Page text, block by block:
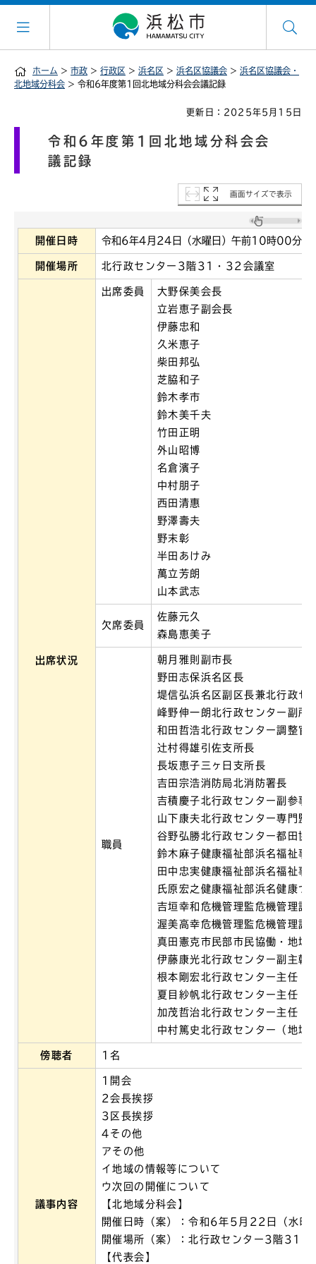
ホーム > 市政 > 行政区 > 浜名区 > 浜名区協議会 > 浜名区協議会・
北地域分科会 > 令和6年度第1回北地域分科会会議記録
更新日：2025年5月15日
令和6年度第1回北地域分科会会
議記録
画面サイズで表示
開催日時 令和6年4月24日（水曜日）午前10時00分
開催場所 北行政センター3階31・32会議室
出席状況
出席委員
大野保美会長
立岩恵子副会長
伊藤忠和
久米恵子
柴田邦弘
芝脇和子
鈴木孝市
鈴木美千夫
竹田正明
外山昭博
名倉濱子
中村朋子
西田清惠
野澤壽夫
野末彰
半田あけみ
萬立芳朗
山本武志
欠席委員
佐藤元久
森島恵美子
職員
朝月雅則副市長
野田志保浜名区長
堤信弘浜名区副区長兼北行政セ
峰野伸一朗北行政センター副所
和田哲浩北行政センター調整官
辻村得雄引佐支所長
長坂恵子三ヶ日支所長
吉田宗浩消防局北消防署長
吉積慶子北行政センター副参事
山下康夫北行政センター専門監
谷野弘勝北行政センター都田協
鈴木麻子健康福祉部浜名福祉事
田中忠実健康福祉部浜名福祉事
氏原宏之健康福祉部浜名健康づ
吉垣幸和危機管理監危機管理課
渥美高幸危機管理監危機管理課
真田憲克市民部市民協働・地域
伊藤康光北行政センター副主幹
根本剛宏北行政センター主任（
夏目紗帆北行政センター主任（
加茂哲治北行政センター主任（
中村篤史北行政センター（地域
傍聴者 1名
議事内容
1開会
2会長挨拶
3区長挨拶
4その他
アその他
イ地域の情報等について
ウ次回の開催について
【北地域分科会】
開催日時（案）：令和6年5月22日（水
開催場所（案）：北行政センター3階31
【代表会】